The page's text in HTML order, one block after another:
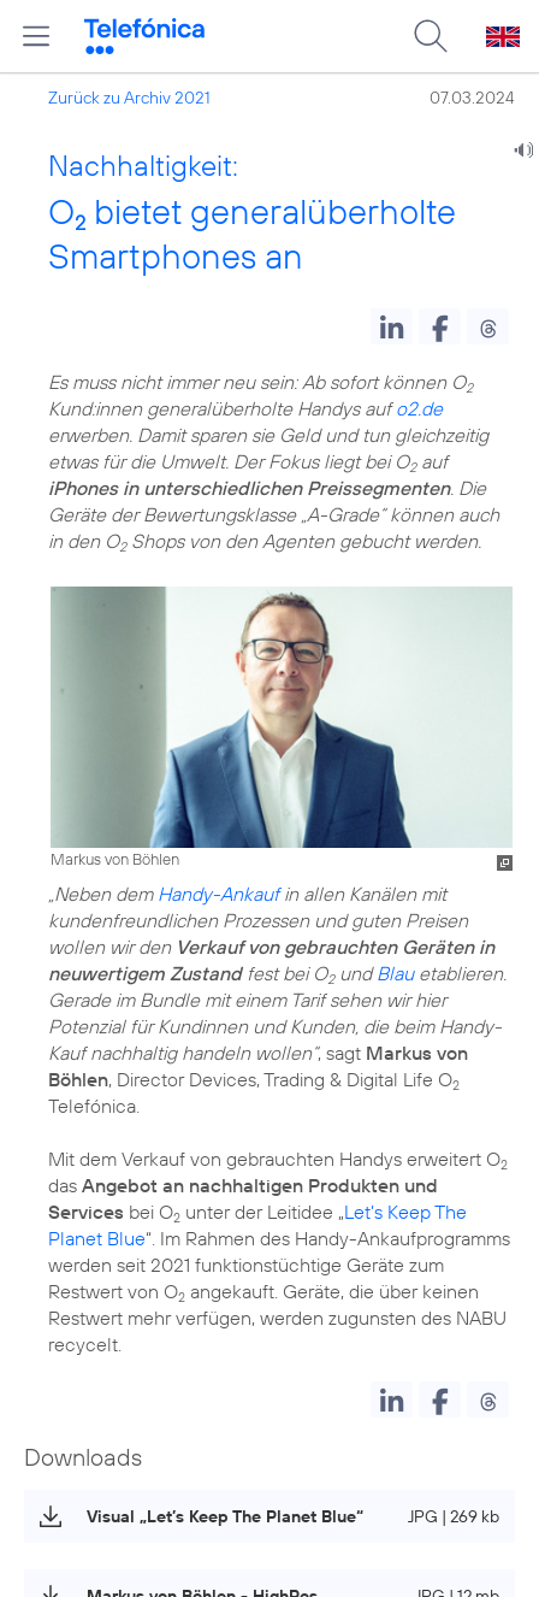
Zurück zu Archiv 2021 07.03.2024
Nachhaltigkeit:
O2 bietet generalüberholte
Smartphones an
Es muss nicht immer neu sein: Ab sofort können O2
Kund:innen generalüberholte Handys aufo2.de
erwerben. Damit sparen sie Geld und tun gleichzeitig
etwas für die Umwelt. Der Fokus liegt bei O2auf
iPhones in unterschiedlichen Preissegmenten. Die
Geräte der Bewertungsklasse „A-Grade“ können auch
in den O2Shops von den Agenten gebucht werden.
Markus von Böhlen
„Neben dem Handy-Ankaufin allen Kanälen mit
kundenfreundlichen Prozessen und guten Preisen
wollen wir den Verkauf von gebrauchten Geräten in
neuwertigem Zustandfest bei O2undBlauetablieren.
Gerade im Bundle mit einem Tarif sehen wir hier
Potenzial für Kundinnen und Kunden, die beim Handy-
Kauf nachhaltig handeln wollen“, sagt Markus von
Böhlen, Director Devices, Trading & Digital Life O2
Telefónica.
Mit dem Verkauf von gebrauchten Handys erweitert O2
das Angebot an nachhaltigen Produkten und
Services bei O2 unter der Leitidee „Let’s Keep The
Planet Blue“. Im Rahmen des Handy-Ankaufprogramms
werden seit 2021 funktionstüchtige Geräte zum
Restwert von O2 angekauft. Geräte, die über keinen
Restwert mehr verfügen, werden zugunsten des NABU
recycelt.
Downloads
Visual „Let’s Keep The Planet Blue“ JPG | 269 kb